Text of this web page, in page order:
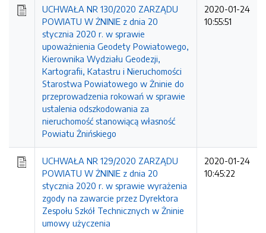
UCHWAŁA NR 130/2020 ZARZĄDU
POWIATU W ŻNINIE z dnia 20
stycznia 2020 r. w sprawie
upoważnienia Geodety Powiatowego,
Kierownika Wydziału Geodezji,
Kartografii, Katastru i Nieruchomości
Starostwa Powiatowego w Żninie do
przeprowadzenia rokowań w sprawie
ustalenia odszkodowania za
nieruchomość stanowiącą własność
Powiatu Żnińskiego
2020-01-24
10:55:51
UCHWAŁA NR 129/2020 ZARZĄDU
POWIATU W ŻNINIE z dnia 20
stycznia 2020 r. w sprawie wyrażenia
zgody na zawarcie przez Dyrektora
Zespołu Szkół Technicznych w Żninie
umowy użyczenia
2020-01-24
10:45:22